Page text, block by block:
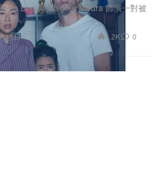
Lee 與 Wagner Moura 飾演一對被
父母。
17日 1.2K 0